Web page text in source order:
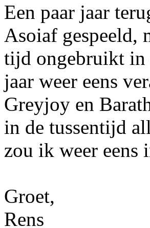
Een paar jaar
Asoiaf gespeeld,
tijd ongebruikt in
jaar weer eens
Greyjoy en
in de tussentijd
zou ik weer eens
Groet,
Rens